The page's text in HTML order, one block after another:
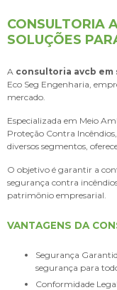
CONSULTORIA
SOLUÇÕES
A consultoria avcb em
Eco Seg Engenharia,
mercado.
Especializada em Meio
Proteção Contra
diversos segmentos,
O objetivo é garantir a
segurança contra
patrimônio empresarial.
VANTAGENS DA
Segurança Garantida: Proteção eficaz contra incêndios e maior
segurança para
Conformidade Legal: Atendimento completo às normas vigentes